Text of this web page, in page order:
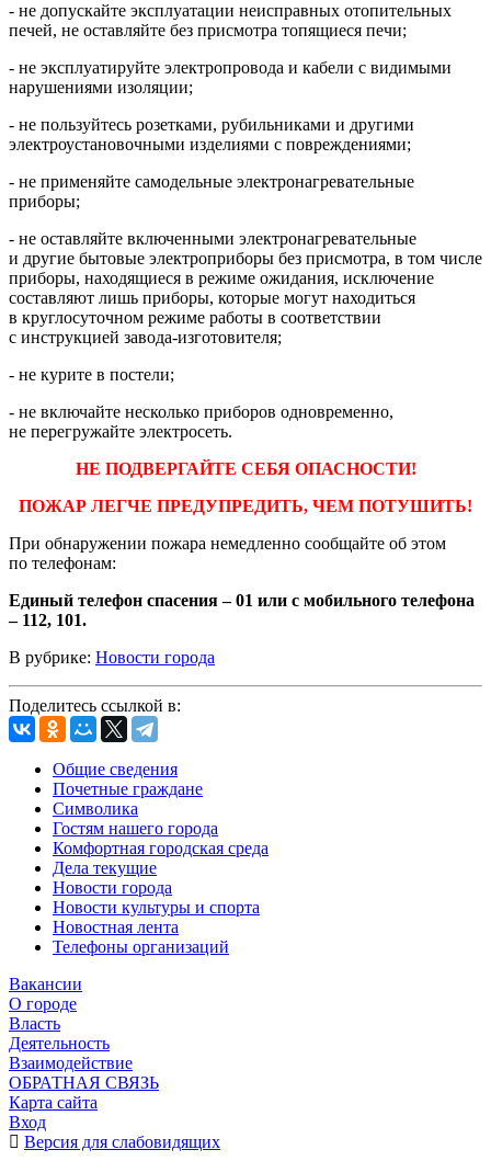
- не допускайте эксплуатации неисправных отопительных
печей, не оставляйте без присмотра топящиеся печи;
- не эксплуатируйте электропровода и кабели с видимыми
нарушениями изоляции;
- не пользуйтесь розетками, рубильниками и другими
электроустановочными изделиями с повреждениями;
- не применяйте самодельные электронагревательные
приборы;
- не оставляйте включенными электронагревательные
и другие бытовые электроприборы без присмотра, в том числе
приборы, находящиеся в режиме ожидания, исключение
составляют лишь приборы, которые могут находиться
в круглосуточном режиме работы в соответствии
с инструкцией завода-изготовителя;
- не курите в постели;
- не включайте несколько приборов одновременно,
не перегружайте электросеть.
НЕ ПОДВЕРГАЙТЕ СЕБЯ ОПАСНОСТИ!
ПОЖАР ЛЕГЧЕ ПРЕДУПРЕДИТЬ, ЧЕМ ПОТУШИТЬ!
При обнаружении пожара немедленно сообщайте об этом
по телефонам:
Единый телефон спасения – 01 или с мобильного телефона
– 112, 101.
В рубрике: Новости города
Поделитесь ссылкой в:
Общие сведения
Почетные граждане
Символика
Гостям нашего города
Комфортная городская среда
Дела текущие
Новости города
Новости культуры и спорта
Новостная лента
Телефоны организаций
Вакансии
О городе
Власть
Деятельность
Взаимодействие
ОБРАТНАЯ СВЯЗЬ
Карта сайта
Вход
Версия для слабовидящих